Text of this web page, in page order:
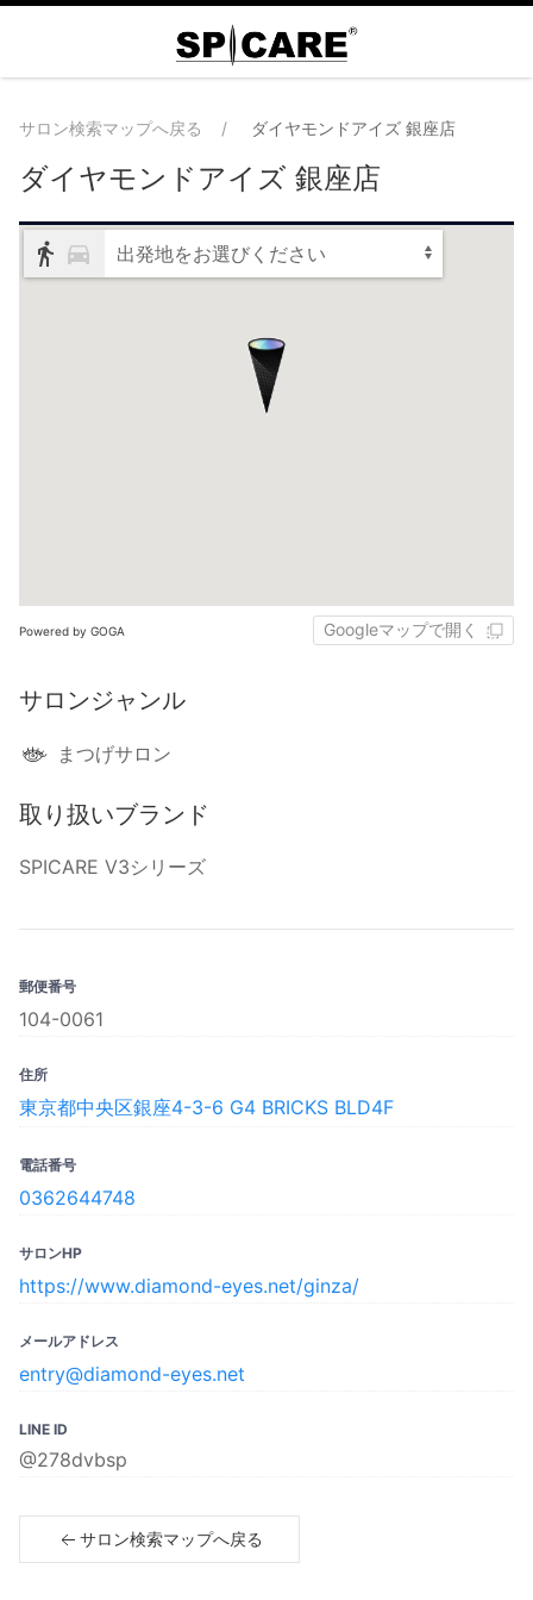
サロン検索マップへ戻る ダイヤモンドアイズ 銀座店
ダイヤモンドアイズ 銀座店
出発地をお選びください
Powered by GOGA Googleマップで開く
サロンジャンル
まつげサロン
取り扱いブランド
SPICARE V3シリーズ
郵便番号
104-0061
住所
東京都中央区銀座4-3-6 G4 BRICKS BLD4F
電話番号
0362644748
サロンHP
https://www.diamond-eyes.net/ginza/
メールアドレス
entry@diamond-eyes.net
LINE ID
@278dvbsp
サロン検索マップへ戻る